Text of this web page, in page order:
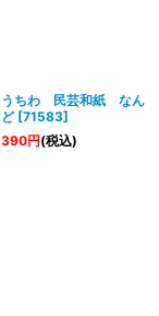
うちわ 民芸和紙 なん
ど [71583]
390円(税込)